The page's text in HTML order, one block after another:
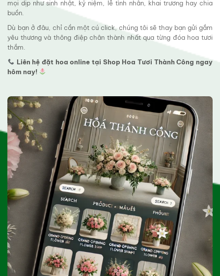
mọi dịp như sinh nhật, kỷ niệm, lễ tình nhân, khai trương hay chia
buồn.
Dù bạn ở đâu, chỉ cần một cú click, chúng tôi sẽ thay bạn gửi gắm
yêu thương và thông điệp chân thành nhất qua từng đóa hoa tươi
thắm.
Liên hệ đặt hoa online tại Shop Hoa Tươi Thành Công ngay
hôm nay!